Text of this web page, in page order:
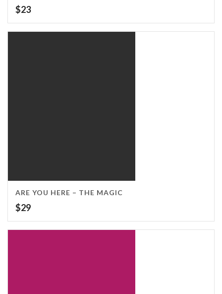
$23
ARE YOU HERE – THE MAGIC
$29